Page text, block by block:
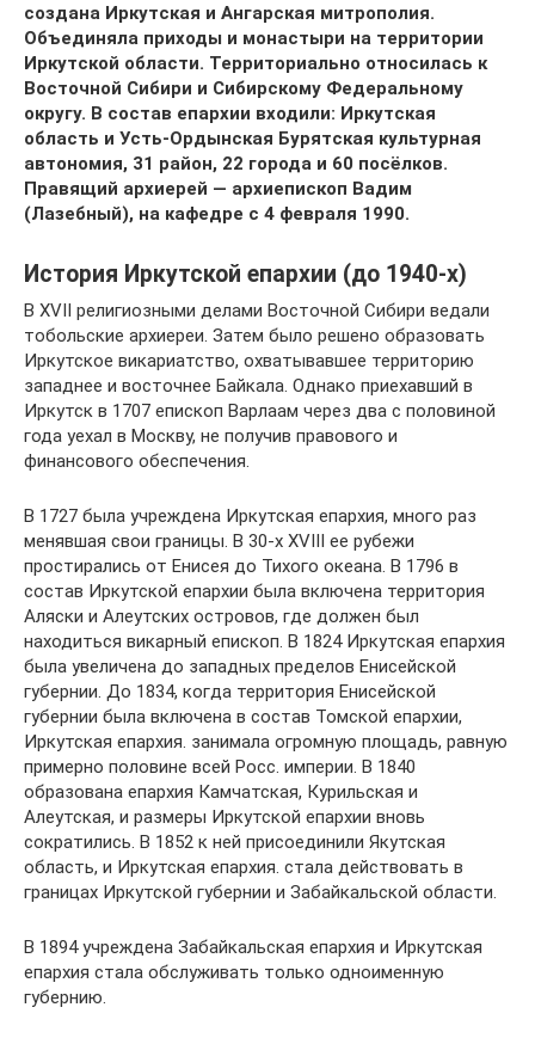
создана Иркутская и Ангарская митрополия.
Объединяла приходы и монастыри на территории
Иркутской области. Территориально относилась к
Восточной Сибири и Сибирскому Федеральному
округу. В состав епархии входили: Иркутская
область и Усть-Ордынская Бурятская культурная
автономия, 31 район, 22 города и 60 посёлков.
Правящий архиерей — архиепископ Вадим
(Лазебный), на кафедре с 4 февраля 1990.
История Иркутской епархии (до 1940-х)
В XVII религиозными делами Восточной Сибири ведали
тобольские архиереи. Затем было решено образовать
Иркутское викариатство, охватывавшее территорию
западнее и восточнее Байкала. Однако приехавший в
Иркутск в 1707 епископ Варлаам через два с половиной
года уехал в Москву, не получив правового и
финансового обеспечения.
В 1727 была учреждена Иркутская епархия, много раз
менявшая свои границы. В 30-х XVIII ее рубежи
простирались от Енисея до Тихого океана. В 1796 в
состав Иркутской епархии была включена территория
Аляски и Алеутских островов, где должен был
находиться викарный епископ. В 1824 Иркутская епархия
была увеличена до западных пределов Енисейской
губернии. До 1834, когда территория Енисейской
губернии была включена в состав Томской епархии,
Иркутская епархия. занимала огромную площадь, равную
примерно половине всей Росс. империи. В 1840
образована епархия Камчатская, Курильская и
Алеутская, и размеры Иркутской епархии вновь
сократились. В 1852 к ней присоединили Якутская
область, и Иркутская епархия. стала действовать в
границах Иркутской губернии и Забайкальской области.
В 1894 учреждена Забайкальская епархия и Иркутская
епархия стала обслуживать только одноименную
губернию.